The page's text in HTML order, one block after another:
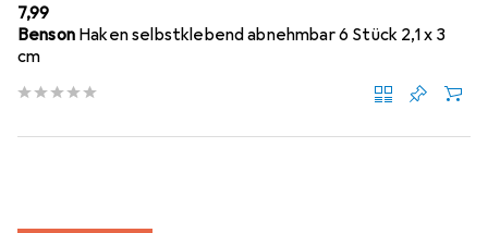
EUR
7,99
Benson Haken selbstklebend abnehmbar 6 Stück 2,1 x 3
cm